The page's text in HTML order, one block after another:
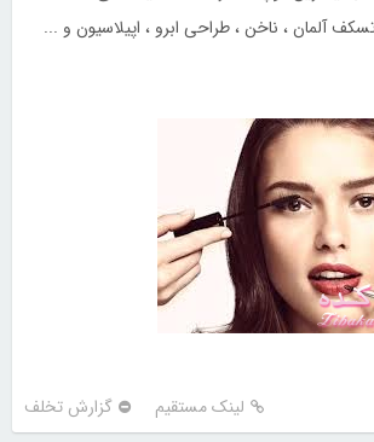
آلمان ، ناخن ، طراحی ابرو ، اپیلاسیون و ...
لینک مستقیم گزارش تخلف